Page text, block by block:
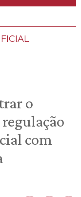
o
com